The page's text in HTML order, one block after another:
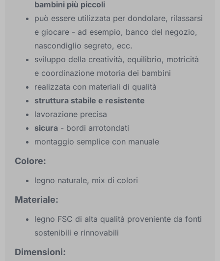
bambini più piccoli
può essere utilizzata per dondolare, rilassarsi
e giocare - ad esempio, banco del negozio,
nascondiglio segreto, ecc.
sviluppo della creatività, equilibrio, motricità
e coordinazione motoria dei bambini
realizzata con materiali di qualità
struttura stabile e resistente
lavorazione precisa
sicura - bordi arrotondati
montaggio semplice con manuale
Colore:
legno naturale, mix di colori
Materiale:
legno FSC di alta qualità proveniente da fonti
sostenibili e rinnovabili
Dimensioni: